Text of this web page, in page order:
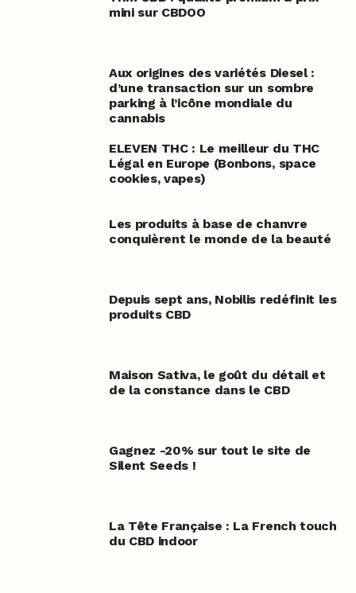
mini sur CBDOO
Aux origines des variétés Diesel :
d’une transaction sur un sombre
parking à l’icône mondiale du
cannabis
ELEVEN THC : Le meilleur du THC
Légal en Europe (Bonbons, space
cookies, vapes)
Les produits à base de chanvre
conquièrent le monde de la beauté
Depuis sept ans, Nobilis redéfinit les
produits CBD
Maison Sativa, le goût du détail et
de la constance dans le CBD
Gagnez -20% sur tout le site de
Silent Seeds !
La Tête Française : La French touch
du CBD indoor